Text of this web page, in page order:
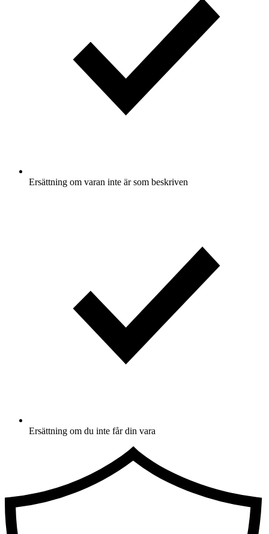
Ersättning om varan inte är som beskriven
Ersättning om du inte får din vara